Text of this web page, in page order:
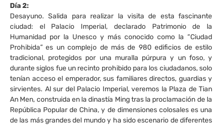
Día 2:
Desayuno. Salida para realizar la visita de esta fascinante
ciudad: el Palacio Imperial, declarado Patrimonio de la
Humanidad por la Unesco y más conocido como la “Ciudad
Prohibida” es un complejo de más de 980 edificios de estilo
tradicional, protegidos por una muralla púrpura y un foso, y
durante siglos fue un recinto prohibido para los ciudadanos, solo
tenían acceso el emperador, sus familiares directos, guardias y
sirvientes. Al sur del Palacio Imperial, veremos la Plaza de Tian
An Men, construida en la dinastía Ming tras la proclamación de la
República Popular de China, y de dimensiones colosales es una
de las más grandes del mundo y ha sido escenario de diferentes